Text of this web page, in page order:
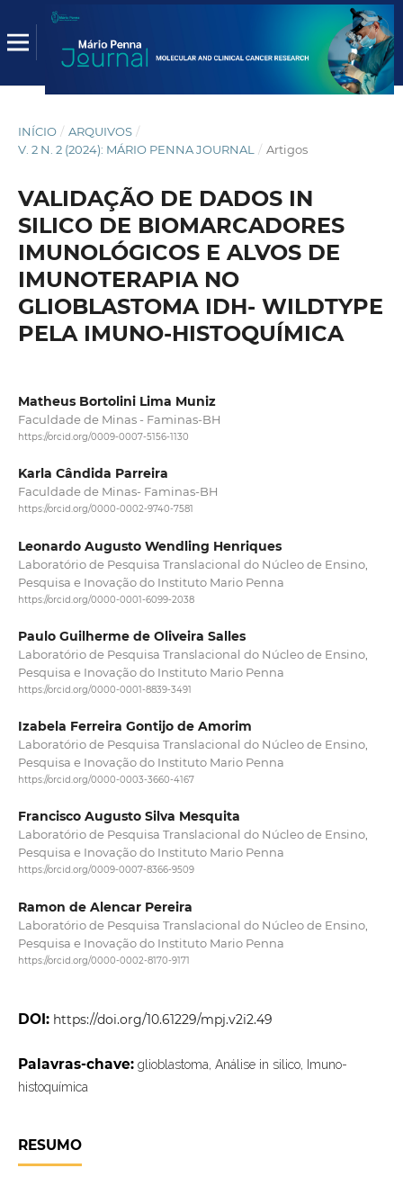
INÍCIO / ARQUIVOS /
V. 2 N. 2 (2024): MÁRIO PENNA JOURNAL
/ Artigos
VALIDAÇÃO DE DADOS IN
SILICO DE BIOMARCADORES
IMUNOLÓGICOS E ALVOS DE
IMUNOTERAPIA NO
GLIOBLASTOMA IDH- WILDTYPE
PELA IMUNO-HISTOQUÍMICA
Matheus Bortolini Lima Muniz
Faculdade de Minas - Faminas-BH
https://orcid.org/0009-0007-5156-1130
Karla Cândida Parreira
Faculdade de Minas- Faminas-BH
https://orcid.org/0000-0002-9740-7581
Leonardo Augusto Wendling Henriques
Laboratório de Pesquisa Translacional do Núcleo de Ensino,
Pesquisa e Inovação do Instituto Mario Penna
https://orcid.org/0000-0001-6099-2038
Paulo Guilherme de Oliveira Salles
Laboratório de Pesquisa Translacional do Núcleo de Ensino,
Pesquisa e Inovação do Instituto Mario Penna
https://orcid.org/0000-0001-8839-3491
Izabela Ferreira Gontijo de Amorim
Laboratório de Pesquisa Translacional do Núcleo de Ensino,
Pesquisa e Inovação do Instituto Mario Penna
https://orcid.org/0000-0003-3660-4167
Francisco Augusto Silva Mesquita
Laboratório de Pesquisa Translacional do Núcleo de Ensino,
Pesquisa e Inovação do Instituto Mario Penna
https://orcid.org/0009-0007-8366-9509
Ramon de Alencar Pereira
Laboratório de Pesquisa Translacional do Núcleo de Ensino,
Pesquisa e Inovação do Instituto Mario Penna
https://orcid.org/0000-0002-8170-9171
DOI: https://doi.org/10.61229/mpj.v2i2.49
Palavras-chave: glioblastoma, Análise in silico, Imuno-
histoquímica
RESUMO